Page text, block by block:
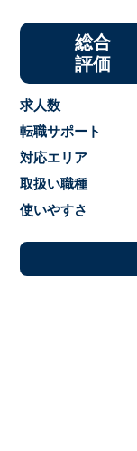
総合
評価
求人数
転職サポート
対応エリア
取扱い職種
使いやすさ